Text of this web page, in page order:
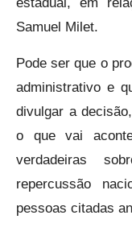
Samuel Milet.
Pode ser que o
administrativo e
divulgar a
o que vai
verdadeiras
repercussão
pessoas citadas